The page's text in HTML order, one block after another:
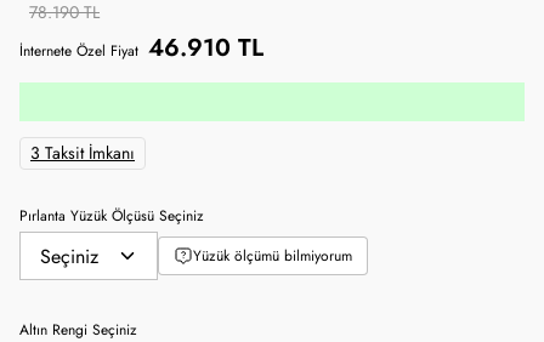
78.190 TL
İnternete Özel Fiyat 46.910 TL
3 Taksit İmkanı
Pırlanta Yüzük Ölçüsü Seçiniz
Yüzük ölçümü bilmiyorum
Altın Rengi Seçiniz